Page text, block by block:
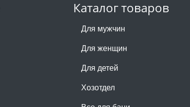
Каталог товаров
Для мужчин
Для женщин
Для детей
Хозотдел